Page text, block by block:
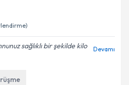
sağlıklı bir şekilde kilo
Devamı